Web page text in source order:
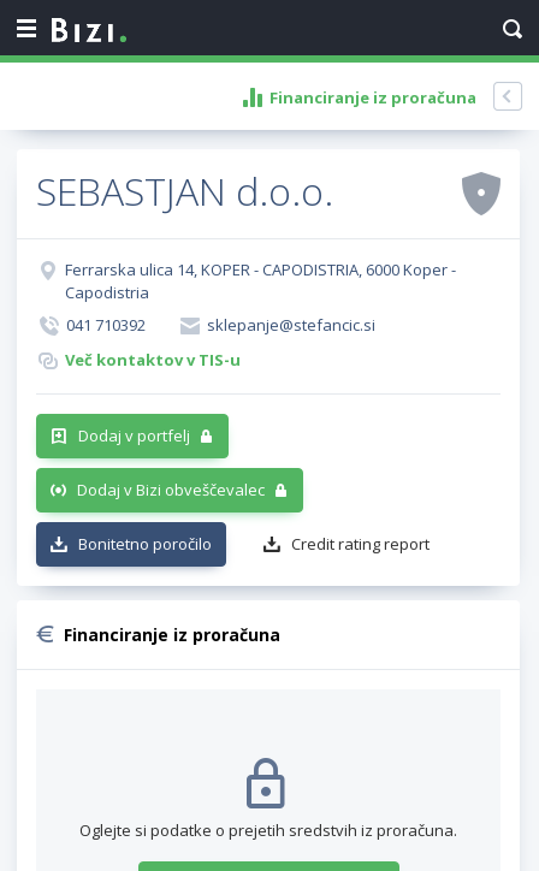
Financiranje iz proračuna
SEBASTJAN d.o.o.
Ferrarska ulica 14, KOPER - CAPODISTRIA, 6000 Koper -
Capodistria
041 710392
sklepanje@stefancic.si
Več kontaktov v TIS-u
Dodaj v portfelj
Dodaj v Bizi obveščevalec
Bonitetno poročilo Credit rating report
Financiranje iz proračuna
Oglejte si podatke o prejetih sredstvih iz proračuna.